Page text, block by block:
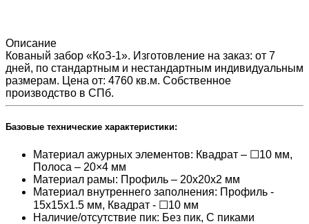
Описание
Кованый забор «КоЗ-1»‎. Изготовление на заказ: от 7
дней, по стандартным и нестандартным индивидуальным
размерам. Цена от: 4760 кв.м. Собственное
производство в СПб.
Базовые технические характеристики:
Материал ажурных элементов: Квадрат – ☐10 мм,
Полоса – 20×4 мм
Материал рамы: Профиль – 20х20х2 мм
Материал внутреннего заполнения: Профиль -
15x15x1.5 мм, Квадрат - ☐10 мм
Наличие/отсутствие пик: Без пик, С пиками